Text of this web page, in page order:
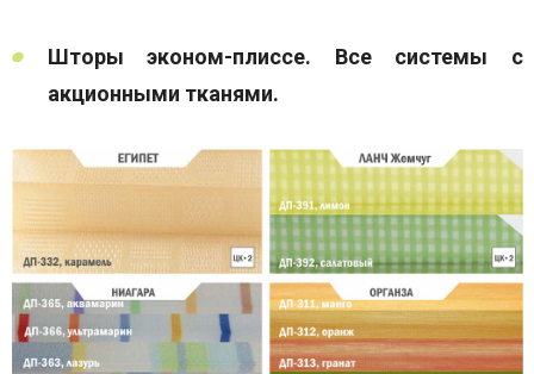
Шторы эконом-плиссе. Все системы с
акционными тканями.